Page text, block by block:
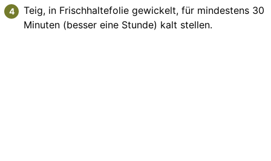
Teig, in Frischhaltefolie gewickelt, für mindestens 30
Minuten (besser eine Stunde) kalt stellen.